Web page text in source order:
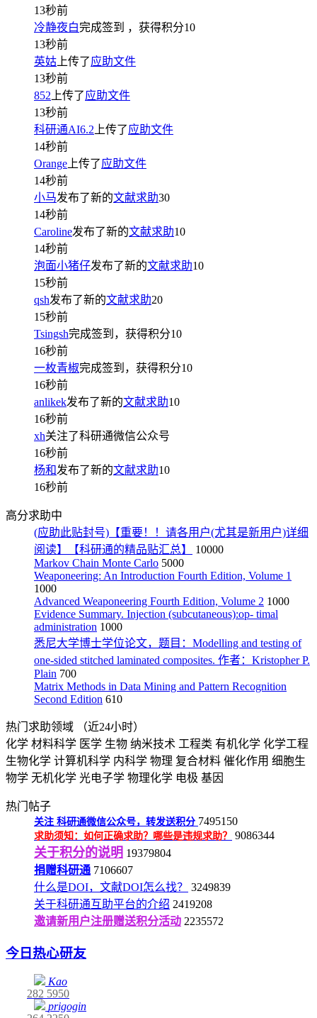
13秒前
冷静夜白完成签到 ，获得积分10
13秒前
英姑 上传了应助文件
13秒前
852 上传了应助文件
13秒前
科研通AI6.2 上传了应助文件
14秒前
Orange 上传了应助文件
14秒前
小马发布了新的文献求助30
14秒前
Caroline发布了新的文献求助10
14秒前
泡面小猪仔发布了新的文献求助10
15秒前
qsh发布了新的文献求助20
15秒前
Tsingsh完成签到，获得积分10
16秒前
一枚青椒完成签到，获得积分10
16秒前
anlikek发布了新的文献求助10
16秒前
xh关注了科研通微信公众号
16秒前
杨和发布了新的文献求助10
16秒前
高分求助中
(应助此贴封号)【重要！！请各用户(尤其是新用户)详细
阅读】【科研通的精品贴汇总】
10000
Markov Chain Monte Carlo 5000
Weaponeering: An Introduction Fourth Edition, Volume 1
1000
Advanced Weaponeering Fourth Edition, Volume 2 1000
Evidence Summary. Injection (subcutaneous):op- timal
administration 1000
悉尼大学博士学位论文，题目：Modelling and testing of
one-sided stitched laminated composites. 作者：Kristopher P.
Plain 700
Matrix Methods in Data Mining and Pattern Recognition
Second Edition 610
热门求助领域
（近24小时）
化学 材料科学 医学 生物 纳米技术 工程类 有机化学 化学工程
生物化学 计算机科学 内科学 物理 复合材料 催化作用 细胞生
物学 无机化学 光电子学 物理化学 电极 基因
热门帖子
关注 科研通微信公众号，转发送积分 7495150
求助须知：如何正确求助？哪些是违规求助？ 9086344
关于积分的说明 19379804
捐赠科研通 7106607
什么是DOI，文献DOI怎么找？
3249839
关于科研通互助平台的介绍 2419208
邀请新用户注册赠送积分活动 2235572
今日热心研友
Kao
282 5950
prigogin